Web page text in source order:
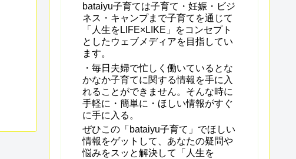
bataiyu子育ては子育て・妊娠・ビジ
ネス・キャンプまで子育てを通じて
「人生をLIFE×LIKE」をコンセプト
としたウェブメディアを目指してい
ます。
・毎日夫婦で忙しく働いているとな
かなか子育てに関する情報を手に入
れることができません。そんな時に
手軽に・簡単に・ほしい情報がすぐ
に手に入る。
ぜひこの「bataiyu子育て」でほしい
情報をゲットして、あなたの疑問や
悩みをスッと解決して「人生を